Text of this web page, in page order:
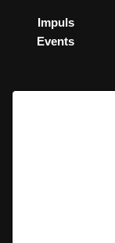
Impuls
Events